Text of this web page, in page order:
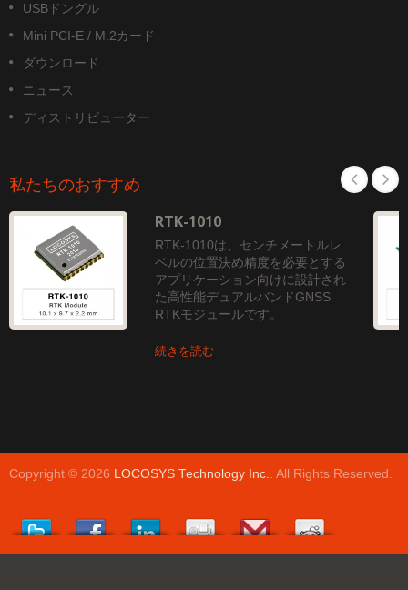
USBドングル
Mini PCI-E / M.2カード
ダウンロード
ニュース
ディストリビューター
私たちのおすすめ
RTK-1010
RTK-1010は、センチメートルレ
ベルの位置決め精度を必要とする
アプリケーション向けに設計され
た高性能デュアルバンドGNSS
RTKモジュールです。
続きを読む
Copyright © 2026 LOCOSYS Technology Inc.. All Rights Reserved.